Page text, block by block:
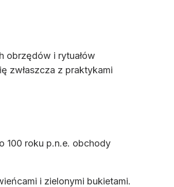
obrzędów i rytuałów
zwłaszcza z praktykami
100 roku p.n.e. obchody
i zielonymi bukietami.